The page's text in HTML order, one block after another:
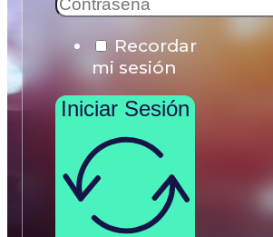
Recordar
mi sesión
Iniciar Sesión